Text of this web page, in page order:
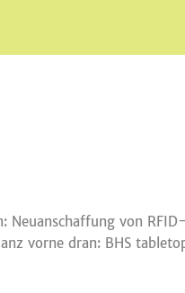
Neuanschaffung von
vorne dran: BHS